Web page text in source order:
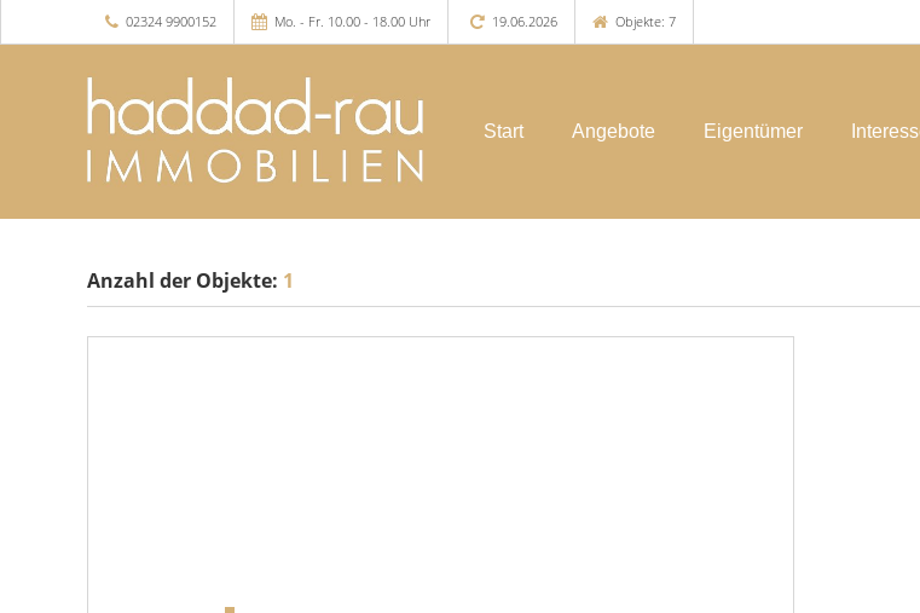
02324 9900152 Mo. - Fr. 10.00 - 18.00 Uhr 19.06.2026 Objekte: 7
Start Angebote Eigentümer
Anzahl der Objekte: 1